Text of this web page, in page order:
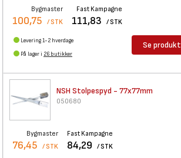
Bygmaster
100,75 / STK
Fast Kampagne
111,83 / STK
Levering 1-2 hverdage
På lager i 26 butikker
Se produkt
NSH Stolpespyd - 77x77mm
050680
Bygmaster
76,45 / STK
Fast Kampagne
84,29 / STK